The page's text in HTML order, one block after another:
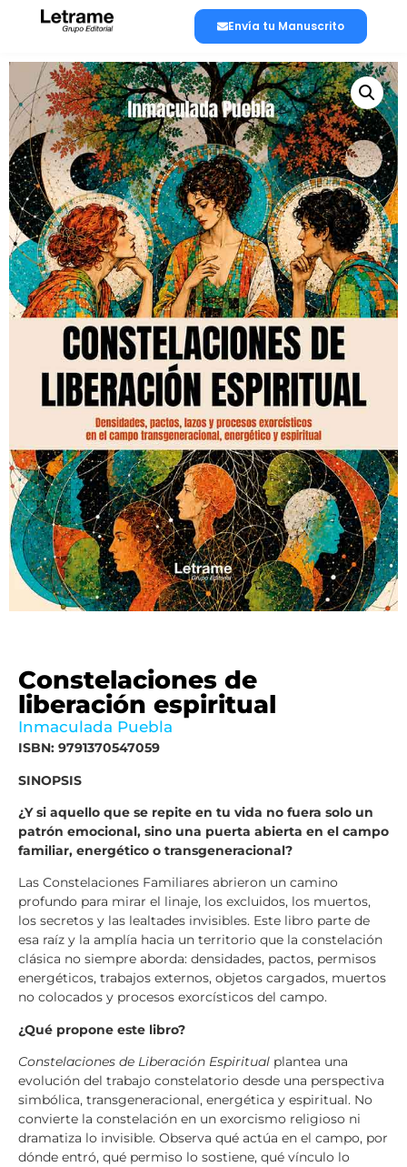
Envía tu Manuscrito
Constelaciones de
liberación espiritual
Inmaculada Puebla
ISBN: 9791370547059
SINOPSIS
¿Y si aquello que se repite en tu vida no fuera solo un
patrón emocional, sino una puerta abierta en el campo
familiar, energético o transgeneracional?
Las Constelaciones Familiares abrieron un camino
profundo para mirar el linaje, los excluidos, los muertos,
los secretos y las lealtades invisibles. Este libro parte de
esa raíz y la amplía hacia un territorio que la constelación
clásica no siempre aborda: densidades, pactos, permisos
energéticos, trabajos externos, objetos cargados, muertos
no colocados y procesos exorcísticos del campo.
¿Qué propone este libro?
Constelaciones de Liberación Espiritual plantea una
evolución del trabajo constelatorio desde una perspectiva
simbólica, transgeneracional, energética y espiritual. No
convierte la constelación en un exorcismo religioso ni
dramatiza lo invisible. Observa qué actúa en el campo, por
dónde entró, qué permiso lo sostiene, qué vínculo lo